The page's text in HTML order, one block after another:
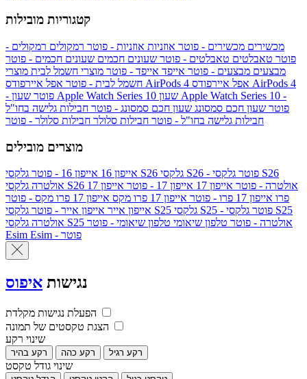
קטגוריות מובילות
מכשירים מכשירים - פוטר אוזניות אוזניות - פוטר רמקולים רמקולים -
פוטר טאבלטים טאבלטים - פוטר שעונים חכמים שעונים חכמים - פוטר
מבצעים מבצעים - פוטר אייפד אייפד - פוטר מוצרי חשמל לבית מוצרי
חשמל לבית - פוטר אפל איירפודס AirPods 4 אפל איירפודס AirPods 4
- פוטר שעון Apple Watch Series 10 שעון Apple Watch Series 10 -
פוטר שעון חכם סמסונג שעון חכם סמסונג - פוטר חבילות גלישה בחו"ל
חבילות גלישה בחו"ל - פוטר חבילות סלולר חבילות סלולר - פוטר
מוצרים מובילים
אייפון 16 אייפון 16 - פוטר גלקסי S26 גלקסי S26 - פוטר גלקסי S26
אולטרה
גלקסי S26 אולטרה - פוטר אייפון 17 אייפון 17 - פוטר
אייפון 17
פרו אייפון 17 פרו - פוטר אייפון 17 פרו מקס
אייפון 17 פרו מקס - פוטר
אייפון אייר אייפון אייר - פוטר גלקסי S25 גלקסי S25 - פוטר גלקסי S25
אולטרה
גלקסי S25 אולטרה - פוטר טלפון שיאומי טלפון שיאומי - פוטר
Esim
Esim - פוטר
נגישות איפוס
הפעלת נגישות מקלדת
הצגת טקסטים של תמונה
שינוי רקע
רקע בהיר רקע כהה רקע רגיל
שינוי גודל טקסט